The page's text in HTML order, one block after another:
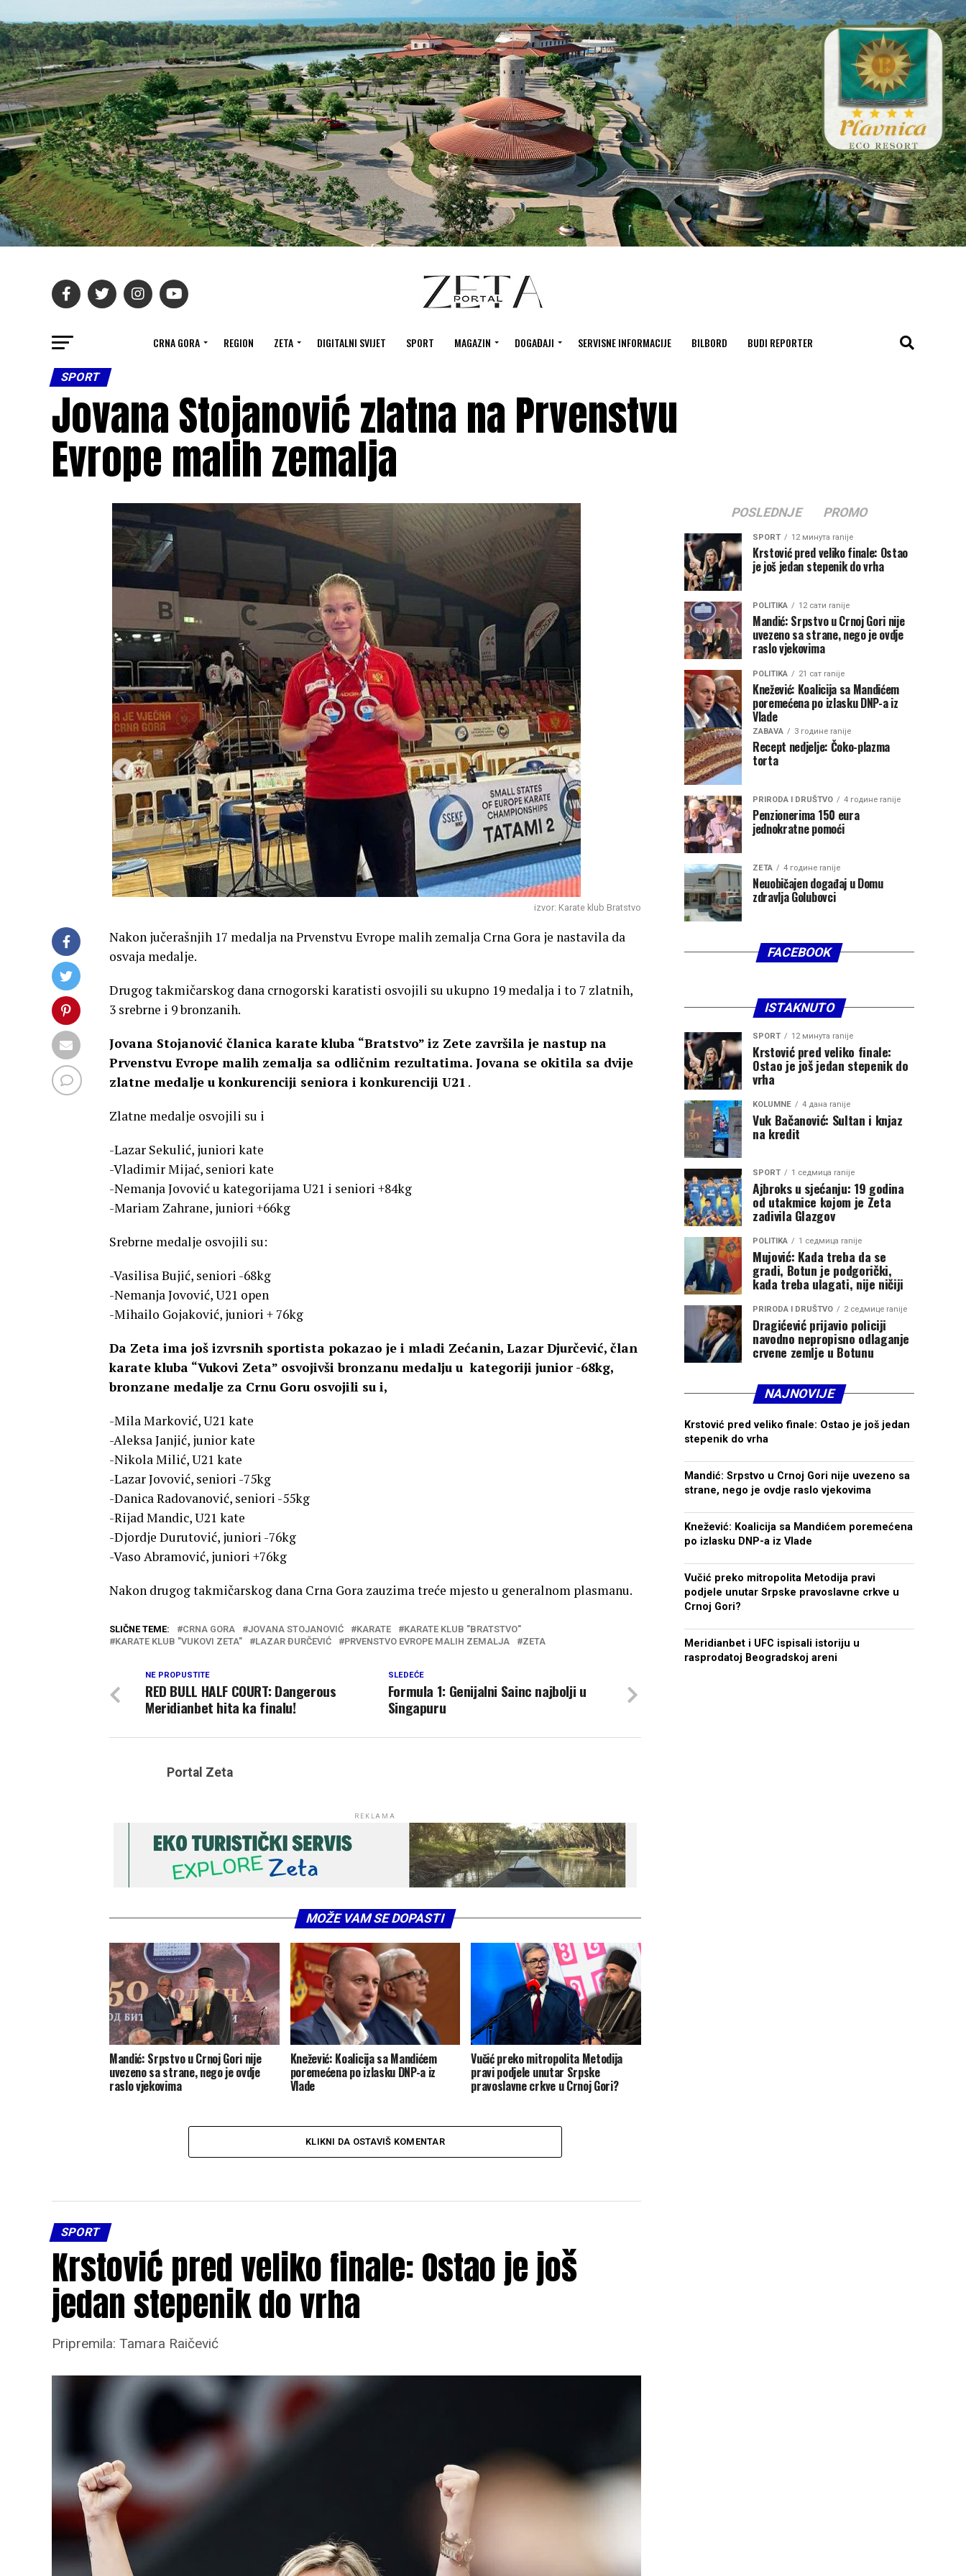
CRNA GORA REGION ZETA DIGITALNI SVIJET SPORT MAGAZIN DOGAĐAJI SERVISNE INFORMACIJE BILBORD BUDI REPORTER
SPORT
Jovana Stojanović zlatna na Prvenstvu
Evrope malih zemalja
izvor: Karate klub Bratstvo
Nakon jučerašnjih 17 medalja na Prvenstvu Evrope malih zemalja Crna Gora je nastavila da
osvaja medalje.
Drugog takmičarskog dana crnogorski karatisti osvojili su ukupno 19 medalja i to 7 zlatnih,
3 srebrne i 9 bronzanih.
Jovana Stojanović članica karate kluba “Bratstvo” iz Zete završila je nastup na
Prvenstvu Evrope malih zemalja sa odličnim rezultatima. Jovana se okitila sa dvije
zlatne medalje u konkurenciji seniora i konkurenciji U21 .
Zlatne medalje osvojili su i
-Lazar Sekulić, juniori kate
-Vladimir Mijać, seniori kate
-Nemanja Jovović u kategorijama U21 i seniori +84kg
-Mariam Zahrane, juniori +66kg
Srebrne medalje osvojili su:
-Vasilisa Bujić, seniori -68kg
-Nemanja Jovović, U21 open
-Mihailo Gojaković, juniori + 76kg
Da Zeta ima još izvrsnih sportista pokazao je i mladi Zećanin, Lazar Djurčević, član
karate kluba “Vukovi Zeta” osvojivši bronzanu medalju u kategoriji junior -68kg,
bronzane medalje za Crnu Goru osvojili su i,
-Mila Marković, U21 kate
-Aleksa Janjić, junior kate
-Nikola Milić, U21 kate
-Lazar Jovović, seniori -75kg
-Danica Radovanović, seniori -55kg
-Rijad Mandic, U21 kate
-Djordje Durutović, juniori -76kg
-Vaso Abramović, juniori +76kg
Nakon drugog takmičarskog dana Crna Gora zauzima treće mjesto u generalnom plasmanu.
SLIČNE TEME: CRNA GORA JOVANA STOJANOVIĆ KARATE
KARATE KLUB "BRATSTVO"
KARATE KLUB "VUKOVI ZETA"
LAZAR ĐURČEVIĆ PRVENSTVO EVROPE MALIH ZEMALJA ZETA
SLEDEĆE
Formula 1: Genijalni Sainc najbolji u
Singapuru
NE PROPUSTITE
RED BULL HALF COURT: Dangerous
Meridianbet hita ka finalu!
Portal Zeta
REKLAMA
MOŽE VAM SE DOPASTI
Mandić: Srpstvo u Crnoj Gori nije
uvezeno sa strane, nego je ovdje
raslo vjekovima
Knežević: Koalicija sa Mandićem
poremećena po izlasku DNP-a iz
Vlade
Vučić preko mitropolita Metodija
pravi podjele unutar Srpske
pravoslavne crkve u Crnoj Gori?
KLIKNI DA OSTAVIŠ KOMENTAR
SPORT
Krstović pred veliko finale: Ostao je još
jedan stepenik do vrha
Pripremila: Tamara Raičević
POSLEDNJE PROMO
SPORT 12 минута ranije
Krstović pred veliko finale: Ostao
je još jedan stepenik do vrha
POLITIKA 12 сати ranije
Mandić: Srpstvo u Crnoj Gori nije
uvezeno sa strane, nego je ovdje
raslo vjekovima
POLITIKA 21 сат ranije
Knežević: Koalicija sa Mandićem
poremećena po izlasku DNP-a iz
Vlade
ZABAVA 3 године ranije
Recept nedjelje: Čoko-plazma
torta
PRIRODA I DRUŠTVO 4 године ranije
Penzionerima 150 eura
jednokratne pomoći
ZETA 4 године ranije
Neuobičajen događaj u Domu
zdravlja Golubovci
FACEBOOK
ISTAKNUTO
SPORT 12 минута ranije
Krstović pred veliko finale:
Ostao je još jedan stepenik do
vrha
KOLUMNE 4 дана ranije
Vuk Bačanović: Sultan i knjaz
na kredit
SPORT 1 седмица ranije
Ajbroks u sjećanju: 19 godina
od utakmice kojom je Zeta
zadivila Glazgov
POLITIKA 1 седмица ranije
Mujović: Kada treba da se
gradi, Botun je podgorički,
kada treba ulagati, nije ničiji
PRIRODA I DRUŠTVO 2 седмице ranije
Dragićević prijavio policiji
navodno nepropisno odlaganje
crvene zemlje u Botunu
NAJNOVIJE
Krstović pred veliko finale: Ostao je još jedan
stepenik do vrha
Mandić: Srpstvo u Crnoj Gori nije uvezeno sa
strane, nego je ovdje raslo vjekovima
Knežević: Koalicija sa Mandićem poremećena
po izlasku DNP-a iz Vlade
Vučić preko mitropolita Metodija pravi
podjele unutar Srpske pravoslavne crkve u
Crnoj Gori?
Meridianbet i UFC ispisali istoriju u
rasprodatoj Beogradskoj areni